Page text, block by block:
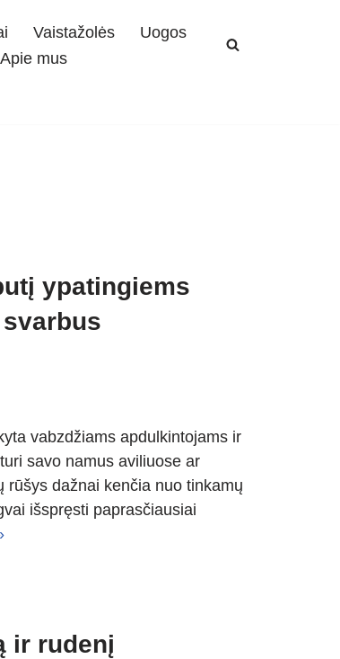
Vaistažolės
Uogos
Apie mus
ypatingiems
vabzdžiams apdulkintojams ir
savo namus aviliuose ar
rūšys dažnai kenčia nuo tinkamų
išspręsti paprasčiausiai
ir rudenį